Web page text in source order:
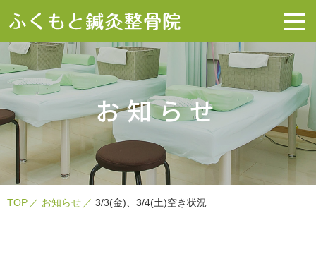
お知らせ
TOP お知らせ 3/3(金)、3/4(土)空き状況